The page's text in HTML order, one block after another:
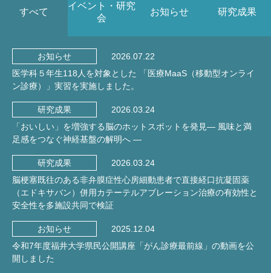
すべて
イベント・研究
会
お知らせ 研究成果
お知らせ
2026.07.22
医学科５年生118人を対象とした 「医療MaaS（移動型オンライ
ン診療）」実習を実施しました。
研究成果
2026.03.24
「おいしい」を増強する脳のホットスポットを発見― 風味と満
足感をつなぐ神経基盤の解明へ ―
研究成果
2026.03.24
脳梗塞既往のある非弁膜症性心房細動患者で直接経口抗凝固薬
（エドキサバン）併用カテーテルアブレーション治療の有効性と
安全性を多施設共同で検証
お知らせ
2025.12.04
令和7年度福井大学県民公開講座「がん診療最前線」の動画を公
開しました